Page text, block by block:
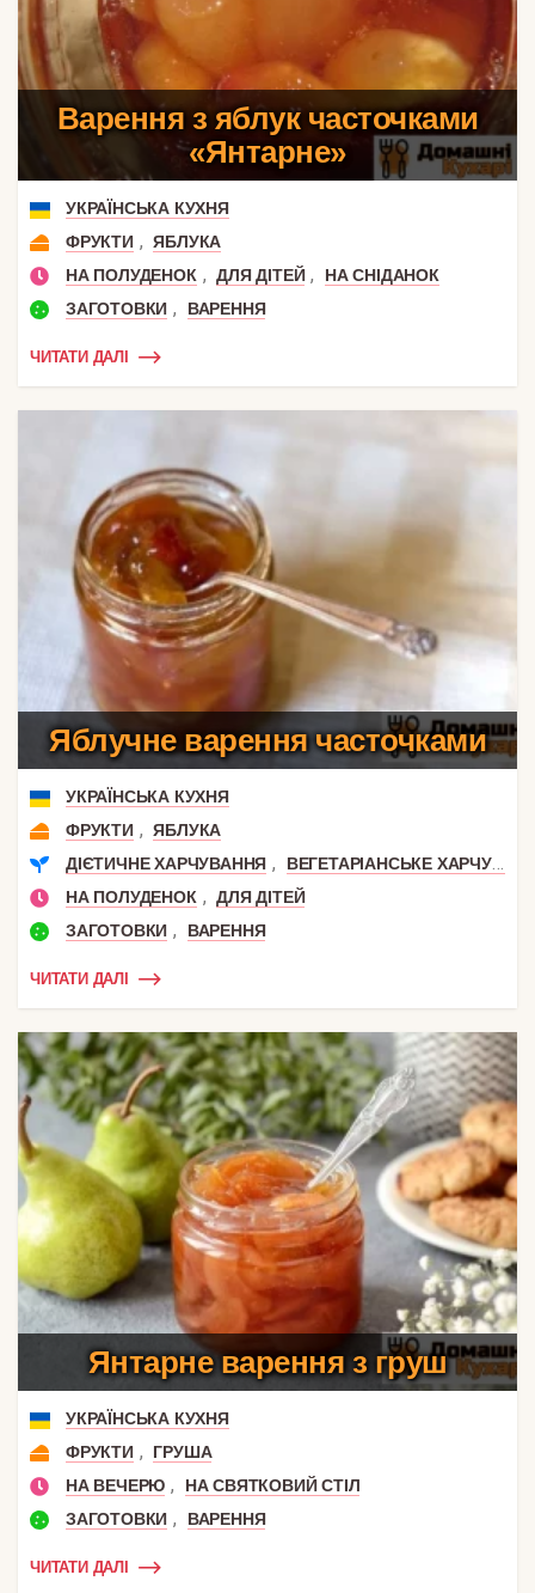
Варення з яблук часточками
«Янтарне»
УКРАЇНСЬКА КУХНЯ
ФРУКТИ , ЯБЛУКА
НА ПОЛУДЕНОК , ДЛЯ ДІТЕЙ ,
НА СНІДАНОК
ЗАГОТОВКИ , ВАРЕННЯ
ЧИТАТИ ДАЛІ
Яблучне варення часточками
УКРАЇНСЬКА КУХНЯ
ФРУКТИ , ЯБЛУКА
ДІЄТИЧНЕ ХАРЧУВАННЯ ,
ВЕГЕТАРІАНСЬКЕ ХАРЧУВАННЯ
НА ПОЛУДЕНОК , ДЛЯ ДІТЕЙ
ЗАГОТОВКИ , ВАРЕННЯ
ЧИТАТИ ДАЛІ
Янтарне варення з груш
УКРАЇНСЬКА КУХНЯ
ФРУКТИ ,
ГРУША
НА ВЕЧЕРЮ ,
НА СВЯТКОВИЙ СТІЛ
ЗАГОТОВКИ , ВАРЕННЯ
ЧИТАТИ ДАЛІ